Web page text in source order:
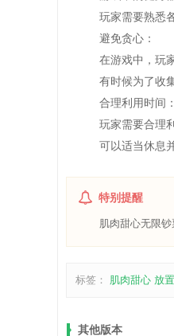
玩家需要熟悉各
避免贪心：
在游戏中，玩家
有时候为了收集
合理利用时间：
玩家需要合理利
可以适当休息并
特别提醒
肌肉甜心无限钞
标签： 肌肉甜心 放
其他版本